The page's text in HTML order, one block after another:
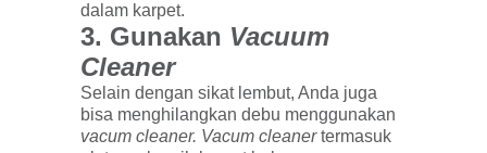
dalam karpet.
3. Gunakan Vacuum
Cleaner
Selain dengan sikat lembut, Anda juga
bisa menghilangkan debu menggunakan
vacum cleaner. Vacum cleanertermasuk